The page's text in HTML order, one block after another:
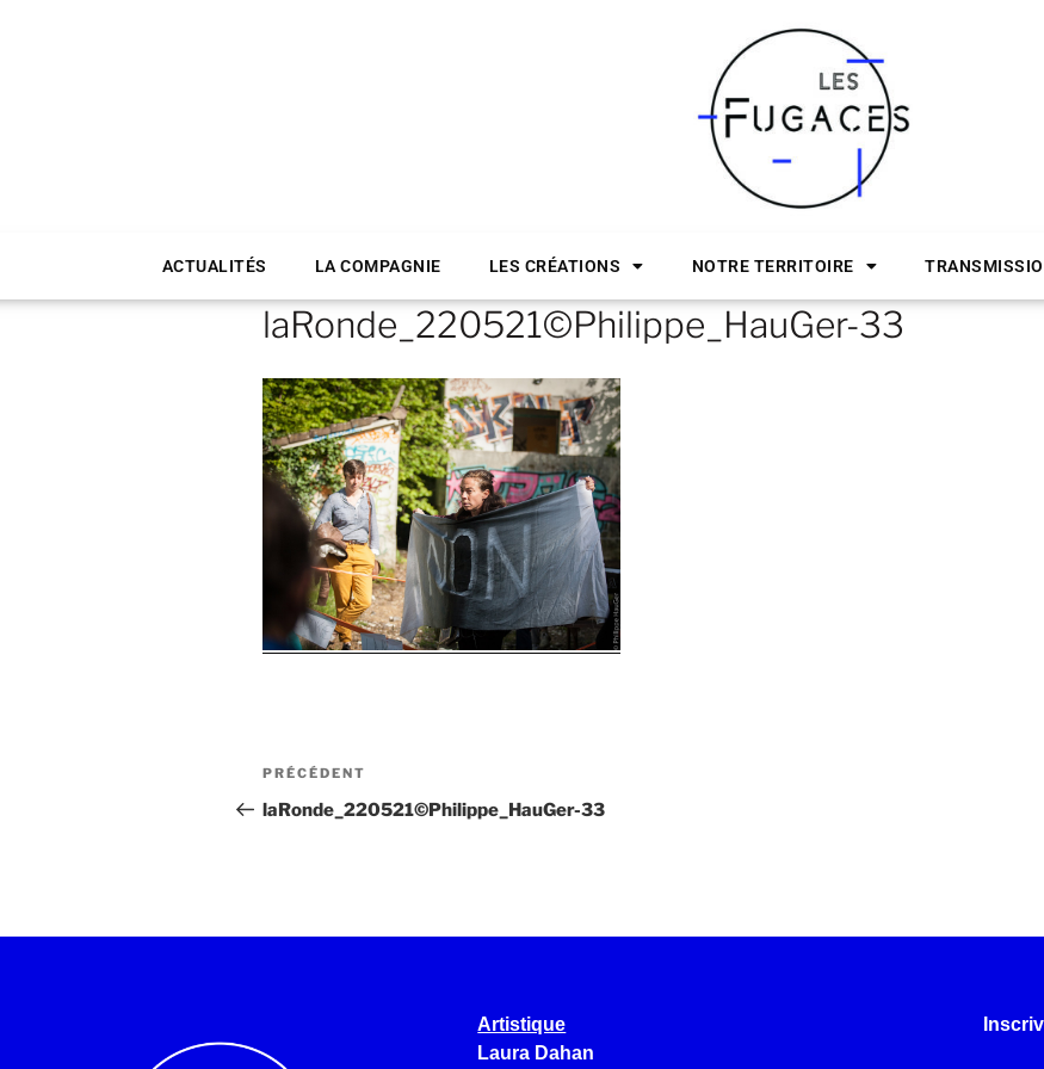
ACTUALITÉS LA COMPAGNIE LES CRÉATIONS NOTRE TERRITOIRE
laRonde_220521©Philippe_HauGer-33
PRÉCÉDENT
laRonde_220521©Philippe_HauGer-33
Artistique
Laura Dahan